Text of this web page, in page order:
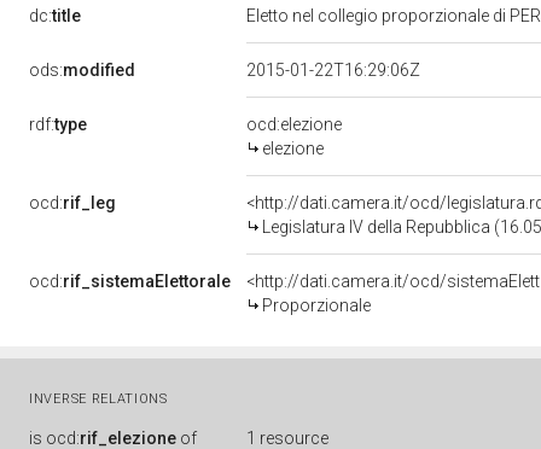
dc:title Eletto nel collegio proporzionale di
ods:modified 2015-01-22T16:29:06Z
rdf:type
ocd:elezione
elezione
ocd:rif_leg
<http://dati.camera.it/ocd/
Legislatura IV della Repubblica
ocd:rif_sistemaElettorale
<http://dati.camera.it/ocd/
Proporzionale
INVERSE RELATIONS
is ocd:rif_elezione of 1 resource